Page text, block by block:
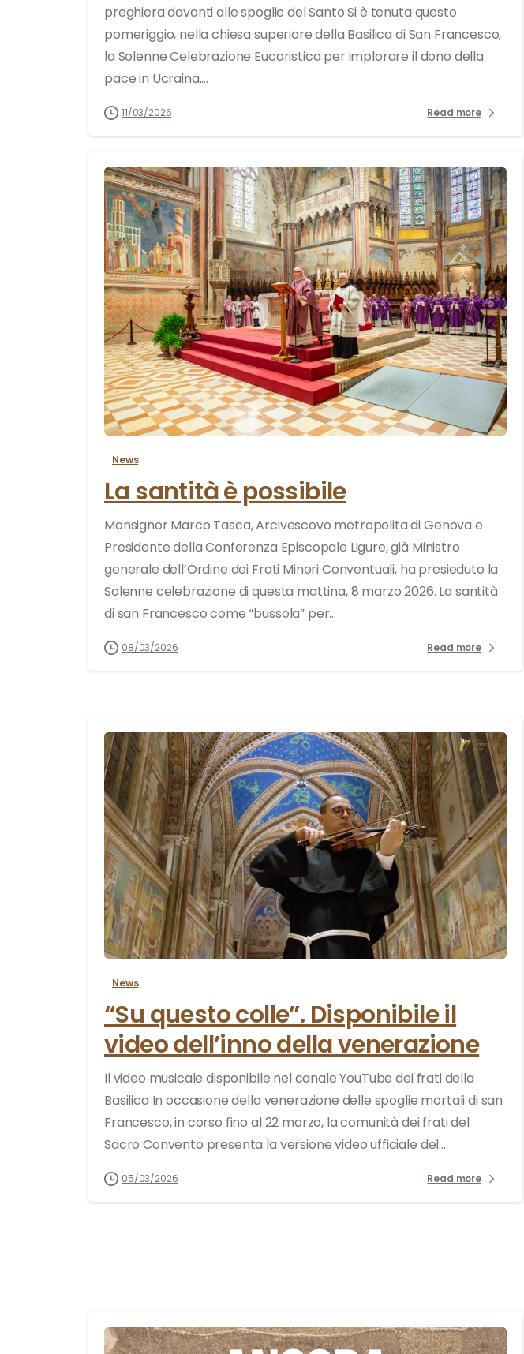
preghiera davanti alle spoglie del Santo Si è tenuta questo
pomeriggio, nella chiesa superiore della Basilica di San Francesco,
la Solenne Celebrazione Eucaristica per implorare il dono della
pace in Ucraina....
11/03/2026 Read more
News
La santità è possibile
Monsignor Marco Tasca, Arcivescovo metropolita di Genova e
Presidente della Conferenza Episcopale Ligure, già Ministro
generale dell’Ordine dei Frati Minori Conventuali, ha presieduto la
Solenne celebrazione di questa mattina, 8 marzo 2026. La santità
di san Francesco come “bussola” per...
08/03/2026 Read more
2
News
“Su questo colle”. Disponibile il
video dell’inno della venerazione
Il video musicale disponibile nel canale YouTube dei frati della
Basilica In occasione della venerazione delle spoglie mortali di san
Francesco, in corso fino al 22 marzo, la comunità dei frati del
Sacro Convento presenta la versione video ufficiale del...
05/03/2026 Read more